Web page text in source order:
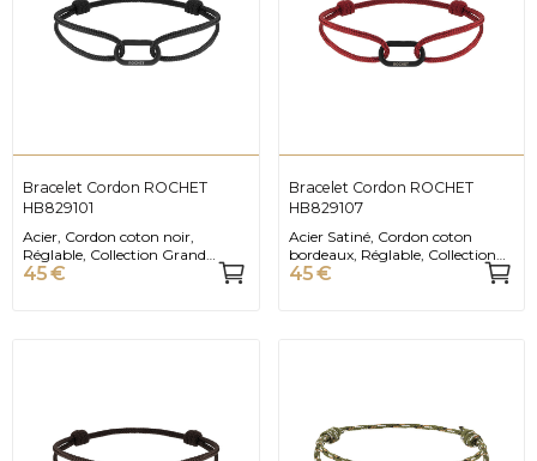
Bracelet Cordon ROCHET
HB829101
Acier, Cordon coton noir,
Réglable, Collection Grand
Large
45 €
Bracelet Cordon ROCHET
HB829107
Acier Satiné, Cordon coton
bordeaux, Réglable, Collection
Grand Large
45 €